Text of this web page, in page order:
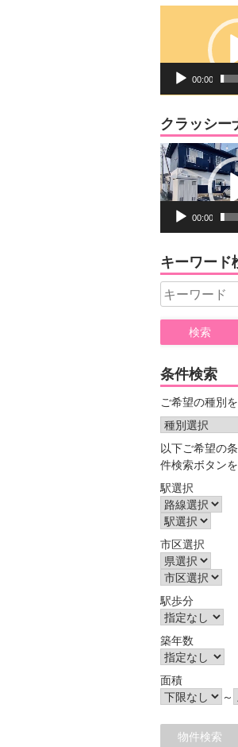
ー
00:00
クラッシー
動
画
プ
ー
00:00
キーワード
Search
for:
条件検索
ご希望の種別
以下ご希望の
件検索ボタン
駅選択
市区選択
駅歩分
築年数
面積
～